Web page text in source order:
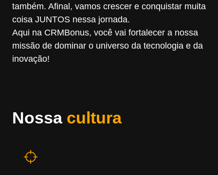
também. Afinal, vamos crescer e conquistar muita
coisa JUNTOS nessa jornada.
Aqui na CRMBonus, você vai fortalecer a nossa
missão de dominar o universo da tecnologia e da
inovação!
Nossa cultura